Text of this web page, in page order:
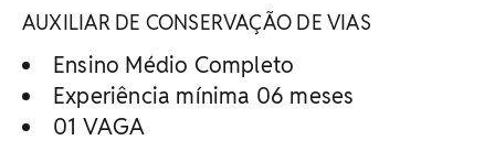
AUXILIAR DE CONSERVAÇÃO DE VIAS
Ensino Médio Completo
Experiência mínima 06 meses
01 VAGA